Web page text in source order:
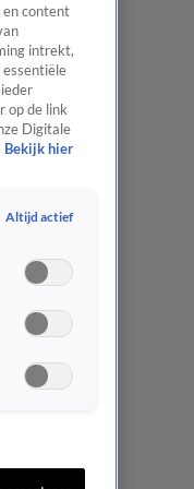
en content
intrekt,
op de link
Digitale
Bekijk hier
Altijd actief